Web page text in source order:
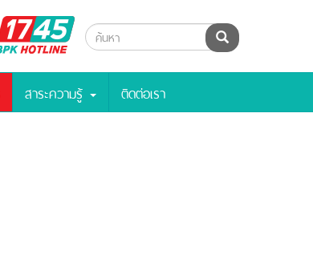
BPK
Hotline
ค้นหา
สาระความรู้ ติดต่อเรา